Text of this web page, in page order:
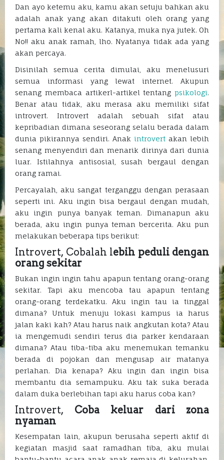
Dan ayo ketemu aku, kamu akan setuju bahkan aku
adalah anak yang akan ditakuti oleh orang yang
pertama kali kenal aku. Katanya, muka nya jutek. Oh
No!! aku anak ramah, lho. Nyatanya tidak ada yang
akan percaya.
Disinilah semua cerita dimulai, aku menelusuri
semua informasi yang lewat internet. Akupun
senang membaca artikerl-artikel tentang psikologi.
Benar atau tidak, aku merasa aku memiliki sifat
introvert. Introvert adalah sebuah sifat atau
kepribadian dimana seseorang selalu berada dalam
dunia pikirannya sendiri. Anak introvert akan lebih
senang menyendiri dan menarik dirinya dari dunia
luar. Istilahnya antisosial, susah bergaul dengan
orang ramai.
Percayalah, aku sangat terganggu dengan perasaan
seperti ini. Aku ingin bisa bergaul dengan mudah,
aku ingin punya banyak teman. Dimanapun aku
berada, aku ingin punya teman bercerita. Aku pun
melakukan beberapa tips berikut:
Introvert, Cobalah lebih peduli dengan
orang sekitar
Bukan ingin ingin tahu apapun tentang orang-orang
sekitar. Tapi aku mencoba tau apapun tentang
orang-orang terdekatku. Aku ingin tau ia tinggal
dimana? Untuk menuju lokasi kampus ia harus
jalan kaki kah? Atau harus naik angkutan kota? Atau
ia mengemudi sendiri terus dia parker kendaraan
dimana? Atau tiba-tiba aku menemukan temanku
berada di pojokan dan mengusap air matanya
perlahan. Dia kenapa? Aku ingin dan ingin bisa
membantu dia semampuku. Aku tak suka berada
dalam duka berlebihan tapi aku harus coba kan?
Introvert, Coba keluar dari zona
nyaman
Kesempatan lain, akupun berusaha seperti aktif di
kegiatan masjid saat ramadhan tiba, aku mulai